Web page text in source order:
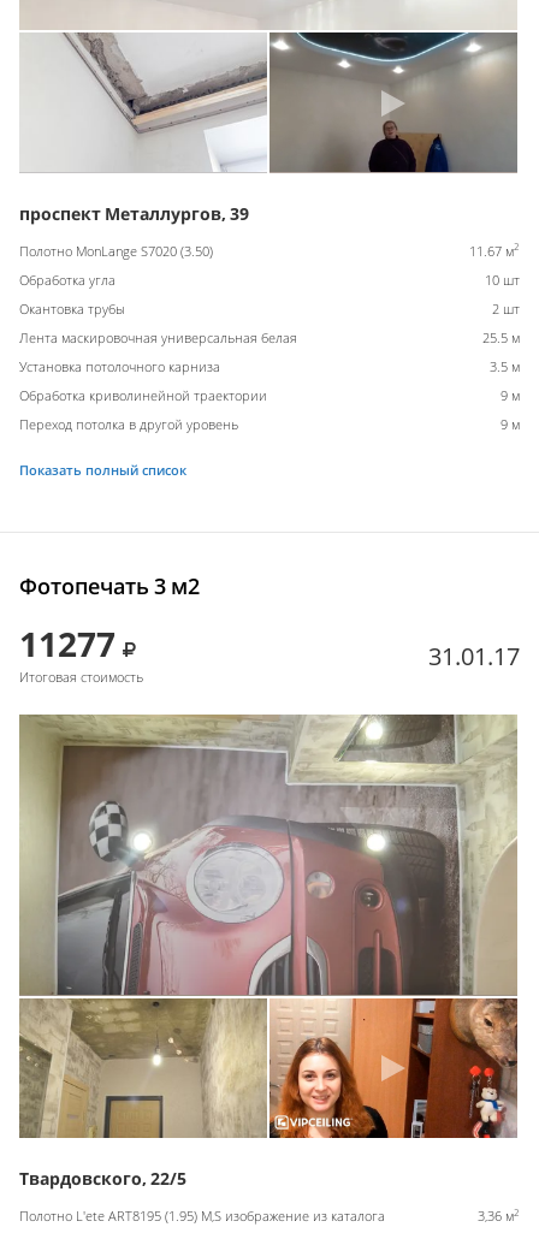
проспект Металлургов, 39
Полотно MonLange S7020 (3.50) 11.67 м2
Обработка угла
10 шт
Окантовка трубы
2 шт
Лента маскировочная универсальная белая
25.5 м
Установка потолочного карниза
3.5 м
Обработка криволинейной траектории
9 м
Переход потолка в другой уровень
9 м
Показать полный список
Фотопечать 3 м2
11277
Итоговая стоимость
31.01.17
Твардовского, 22/5
Полотно L'ete ART8195 (1.95) M,S изображение из каталога 3,36 м2